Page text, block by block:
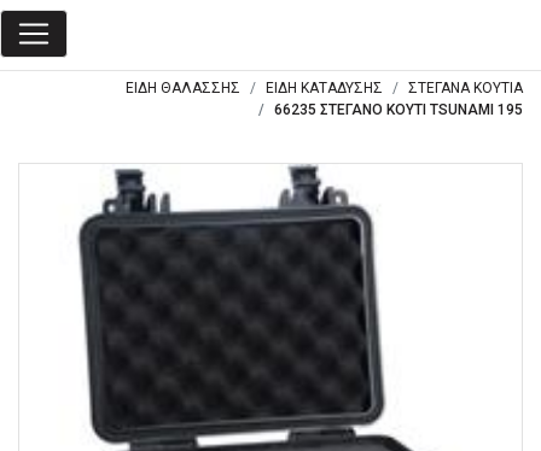
ΕΙΔΗ ΘΑΛΑΣΣΗΣ ΕΙΔΗ ΚΑΤΑΔΥΣΗΣ
ΣΤΕΓΑΝΑ ΚΟΥΤΙΑ
66235 ΣΤΕΓΑΝΟ ΚΟΥΤΙ TSUNAMI 195